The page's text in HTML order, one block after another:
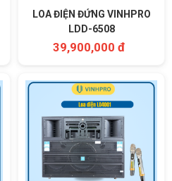
LOA ĐIỆN ĐỨNG VINHPRO
LDD-6508
39,900,000 đ